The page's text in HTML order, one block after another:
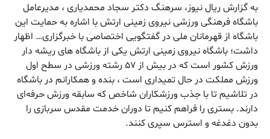
به گزارش ریال نیوز، سرهنگ دکتر سجاد محمدیاری ، مدیرعامل
باشگاه فرهنگی ورزشی نیروی زمینی ارتش با اشاره به حمایت این
باشگاه از قهرمانان ملی در گفتگویی اختصاصی با خبرگزاری… اظهار
داشت؛ باشگاه نیروی زمینی ارتش یکی از باشگاه های ریشه دار
ورزش کشور است که در بیش از ۵۷ رشته ورزشی در سطح اول
ورزش مملکت در حال تمیداری است ، بنده و همکارانم در باشگاه
در تلاشیم تا با جذب ورزشکاران شاخص که سابقه ورزش حرفه‌ای
دارند‌. بستری را فراهم کنیم تا دوران خدمت مقدس سربازی را
بدون دغدغه و استرس سپری کنند.